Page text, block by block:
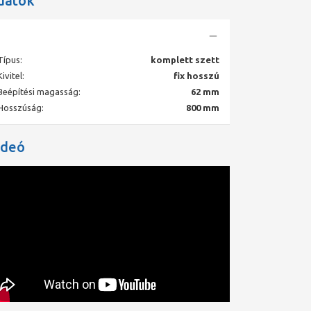
komplett szett
fix hosszú
magasság:
62 mm
800 mm